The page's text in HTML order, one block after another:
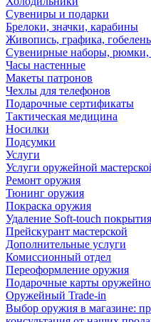
Сувениры и подарки
Брелоки, значки, карабины
Живопись, графика,
Сувенирные наборы, рюмки,
Часы настенные
Макеты патронов
Чехлы для телефонов
Подарочные сертификаты
Тактическая медицина
Носилки
Подсумки
Услуги
Услуги оружейной
Ремонт оружия
Тюнинг оружия
Покраска оружия
Удаление Soft-touch
Прейскурант мастерской
Дополнительные услуги
Комиссионный отдел
Переоформление оружия
Подарочные карты
Оружейный Trade-in
Выбор оружия в магазине: